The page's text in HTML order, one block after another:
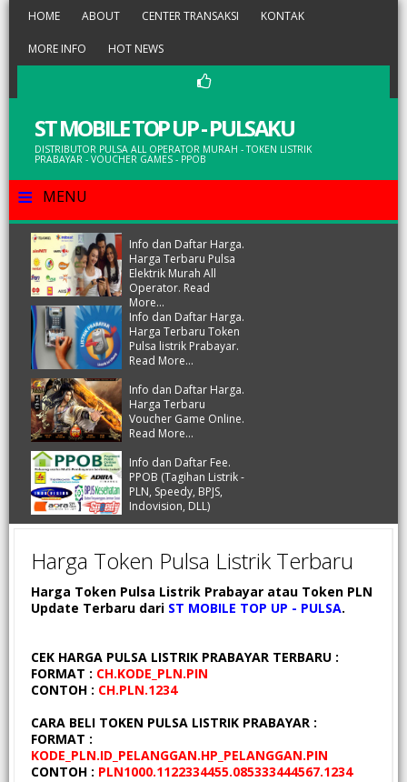
HOME ABOUT CENTER TRANSAKSI KONTAK
MORE INFO HOT NEWS
ST MOBILE TOP UP - PULSAKU
DISTRIBUTOR PULSA ALL OPERATOR MURAH - TOKEN LISTRIK
PRABAYAR - VOUCHER GAMES - PPOB
≡ MENU
Info dan Daftar Harga.
Harga Terbaru Pulsa
Elektrik Murah All
Operator. Read
More...
Info dan Daftar Harga.
Harga Terbaru Token
Pulsa listrik Prabayar.
Read More...
Info dan Daftar Harga.
Harga Terbaru
Voucher Game Online.
Read More...
Info dan Daftar Fee.
PPOB (Tagihan Listrik -
PLN, Speedy, BPJS,
Indovision, DLL)
Harga Token Pulsa Listrik Terbaru
Harga Token Pulsa Listrik Prabayar atau Token PLN
Update Terbaru dari ST MOBILE TOP UP - PULSA.
CEK HARGA PULSA LISTRIK PRABAYAR TERBARU :
FORMAT : CH.KODE_PLN.PIN
CONTOH : CH.PLN.1234
CARA BELI TOKEN PULSA LISTRIK PRABAYAR :
FORMAT :
KODE_PLN.ID_PELANGGAN.HP_PELANGGAN.PIN
CONTOH : PLN1000.1122334455.085333444567.1234